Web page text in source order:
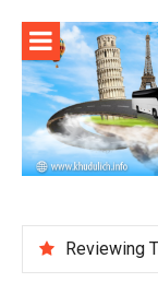
content